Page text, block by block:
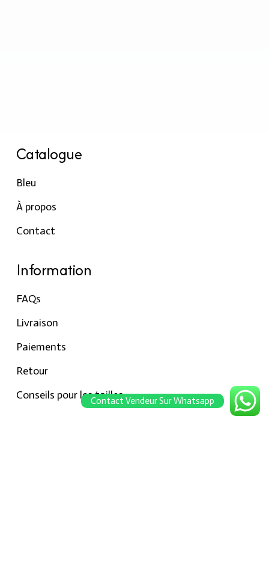
Catalogue
Bleu
À propos
Contact
Information
FAQs
Livraison
Paiements
Retour
Conseils pour les taillesContact Vendeur Sur Whatsapp